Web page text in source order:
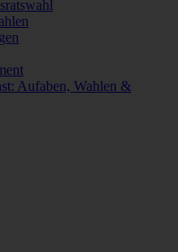
Aufaben, Wahlen &